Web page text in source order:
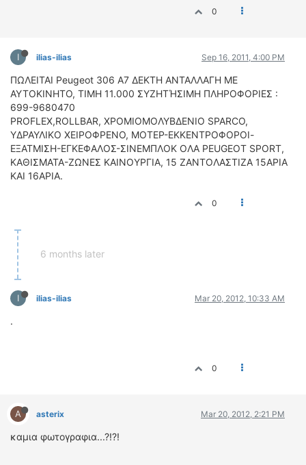
0
I ilias-ilias Sep 16, 2011, 4:00 PM
ΠΩΛΕΙΤΑΙ Peugeot 306 A7 ΔΕΚΤΗ ΑΝΤΑΛΛΑΓΗ ΜΕ
ΑΥΤΟΚΙΝΗΤΟ, ΤΙΜΗ 11.000 ΣΥΖΗΤΉΣΙΜΗ ΠΛΗΡΟΦΟΡΙΕΣ :
699-9680470
PROFLEX,ROLLBAR, ΧΡΟΜΙΟΜΟΛΥΒΔΕΝΙΟ SPARCO,
ΥΔΡΑΥΛΙΚΟ ΧΕΙΡΟΦΡΕΝΟ, ΜΟΤΕΡ-ΕΚΚΕΝΤΡΟΦΟΡΟΙ-
ΕΞΑΤΜΙΣΗ-ΕΓΚΕΦΑΛΟΣ-ΣΙΝΕΜΠΛΟΚ ΟΛΑ PEUGEOT SPORT,
ΚΑΘΙΣΜΑΤΑ-ΖΩΝΕΣ ΚΑΙΝΟΥΡΓΙΑ, 15 ΖΑΝΤΟΛΑΣΤΙΖΑ 15ΑΡΙΑ
ΚΑΙ 16ΑΡΙΑ.
0
6 months later
I ilias-ilias Mar 20, 2012, 10:33 AM
.
0
A asterix Mar 20, 2012, 2:21 PM
καμια φωτογραφια...?!?!
ΔΙΕΘΝΕΙΣ ΑΓΩΝΕΣ
ΤΙΜΕΣ
4T CLASSIC
ΜΟΝΤΕΛΑ
ΚΑΤΑΣΚΕΥΑΣΤΕΣ
ΑΓΟΡΑ
ΜΕΤΑΧΕΙΡΙΣΜΕΝΑ
CLASSIC
ΑΡΧΕΙΟ ΤΕΥΧΩΝ